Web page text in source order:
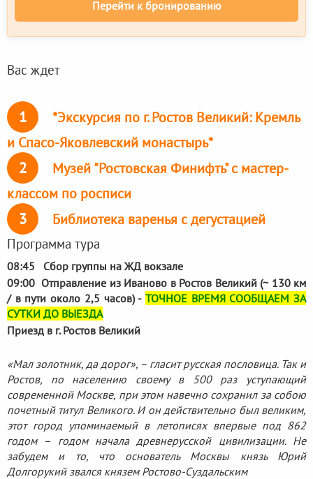
Перейти к бронированию
Вас ждет
1
*Экскурсия по г. Ростов Великий: Кремль
и Спасо-Яковлевский монастырь*
2
Музей "Ростовская Финифть" с мастер-
классом по росписи
3 Библиотека варенья с дегустацией
Программа тура
08:45 Сбор группы на ЖД вокзале
09:00 Отправление из Иваново в Ростов Великий (~ 130 км
/ в пути около 2,5 часов) - ТОЧНОЕ ВРЕМЯ СООБЩАЕМ ЗА
СУТКИ ДО ВЫЕЗДА
Приезд в г. Ростов Великий
«Мал золотник, да дорог», – гласит русская пословица. Так и
Ростов, по населению своему в 500 раз уступающий
современной Москве, при этом навечно сохранил за собою
почетный титул Великого. И он действительно был великим,
этот город упоминаемый в летописях впервые под 862
годом – годом начала древнерусской цивилизации. Не
забудем и то, что основатель Москвы князь Юрий
Долгорукий звался князем Ростово-Суздальским